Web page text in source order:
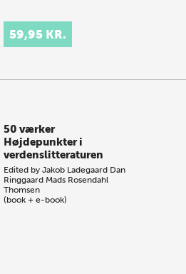
59,95 KR.
50 værker
Højdepunkter i
verdenslitteraturen
Edited byJakob Ladegaard Dan
Ringgaard Mads Rosendahl
Thomsen
(book + e-book)